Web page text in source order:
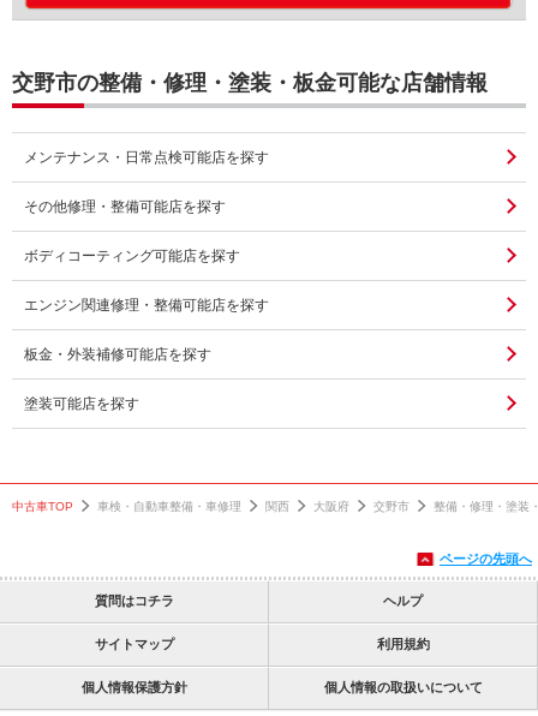
交野市の整備・修理・塗装・板金可能な店舗情報
メンテナンス・日常点検可能店を探す
その他修理・整備可能店を探す
ボディコーティング可能店を探す
エンジン関連修理・整備可能店を探す
板金・外装補修可能店を探す
塗装可能店を探す
中古車TOP 車検・自動車整備・車修理 関西 大阪府 交野市 整備・修理・塗装
ページの先頭へ
質問はコチラ ヘルプ
サイトマップ 利用規約
個人情報保護方針 個人情報の取扱いについて